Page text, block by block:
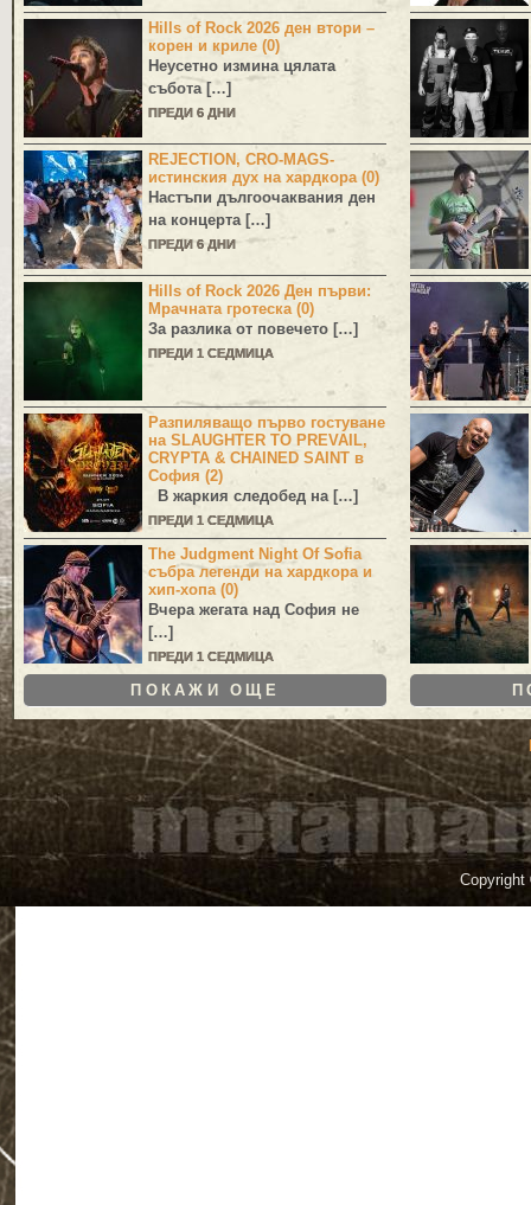
Hills of Rock 2026 ден втори –
корен и криле (0)
Неусетно измина цялата
събота […]
ПРЕДИ 6 ДНИ
REJECTION, CRO-MAGS-
истинския дух на хардкора (0)
Настъпи дългоочаквания ден
на концерта […]
ПРЕДИ 6 ДНИ
Hills of Rock 2026 Ден първи:
Мрачната гротеска (0)
За разлика от повечето […]
ПРЕДИ 1 СЕДМИЦА
Разпиляващо първо гостуване
на SLAUGHTER TO PREVAIL,
CRYPTA & CHAINED SAINT в
София (2)
В жаркия следобед на […]
ПРЕДИ 1 СЕДМИЦА
The Judgment Night Of Sofia
събра легенди на хардкора и
хип-хопа (0)
Вчера жегата над София не
[…]
ПРЕДИ 1 СЕДМИЦА
ПОКАЖИ ОЩЕ